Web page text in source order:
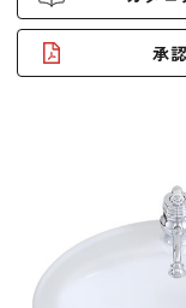
承